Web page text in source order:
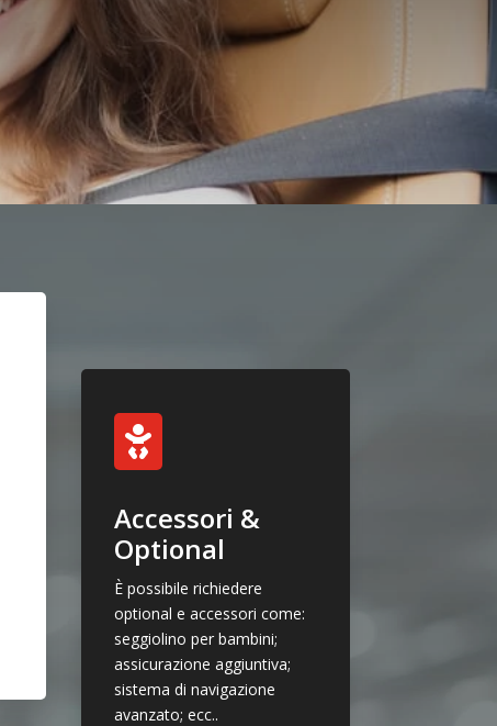

Accessori &
Optional
È possibile richiedere
optional e accessori come:
seggiolino per bambini;
assicurazione aggiuntiva;
sistema di navigazione
avanzato; ecc..